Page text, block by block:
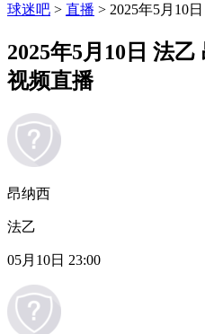
球迷吧 > 直播 > 2025年5月10
2025年5月10日 法
视频直播
昂纳西
法乙
05月10日 23:00